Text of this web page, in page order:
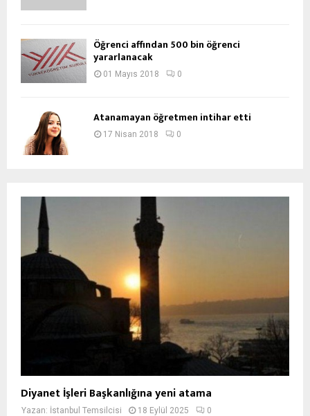
Öğrenci affından 500 bin öğrenci
yararlanacak
01 Mayıs 2018 0
Atanamayan öğretmen intihar etti
17 Nisan 2018 0
Diyanet İşleri Başkanlığına yeni atama
Yazan: İstanbul Temsilcisi 18 Eylül 2025 0